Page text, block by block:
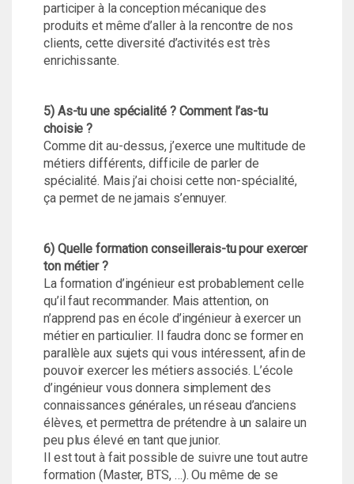
participer à la conception mécanique des
produits et même d’aller à la rencontre de nos
clients, cette diversité d’activités est très
enrichissante.
5) As-tu une spécialité ? Comment l’as-tu
choisie ?
Comme dit au-dessus, j’exerce une multitude de
métiers différents, difficile de parler de
spécialité. Mais j’ai choisi cette non-spécialité,
ça permet de ne jamais s’ennuyer.
6) Quelle formation conseillerais-tu pour exercer
ton métier ?
La formation d’ingénieur est probablement celle
qu’il faut recommander. Mais attention, on
n’apprend pas en école d’ingénieur à exercer un
métier en particulier. Il faudra donc se former en
parallèle aux sujets qui vous intéressent, afin de
pouvoir exercer les métiers associés. L’école
d’ingénieur vous donnera simplement des
connaissances générales, un réseau d’anciens
élèves, et permettra de prétendre à un salaire un
peu plus élevé en tant que junior.
Il est tout à fait possible de suivre une tout autre
formation (Master, BTS, …). Ou même de se